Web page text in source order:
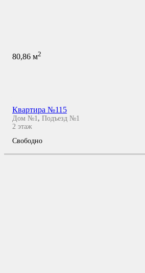
80,86 м2
Квартира №115
Дом №1 , Подъезд №1
2 этаж
Свободно